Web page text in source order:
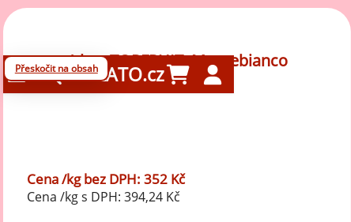
Přeskočit na obsahGELATO.cz
1 kg - TOPFRUIT, Montebianco
Cena /kg bez DPH: 352 Kč
Cena /kg s DPH: 394,24 Kč